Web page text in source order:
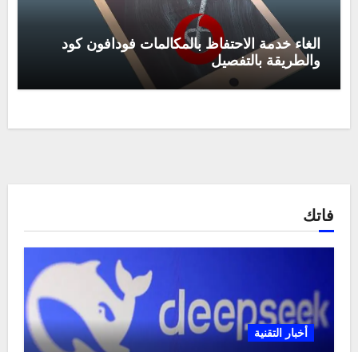
الغاء خدمة الاحتفاظ بالمكالمات فودافون كود
والطريقة بالتفصيل
فاتك
أخبار التقنية